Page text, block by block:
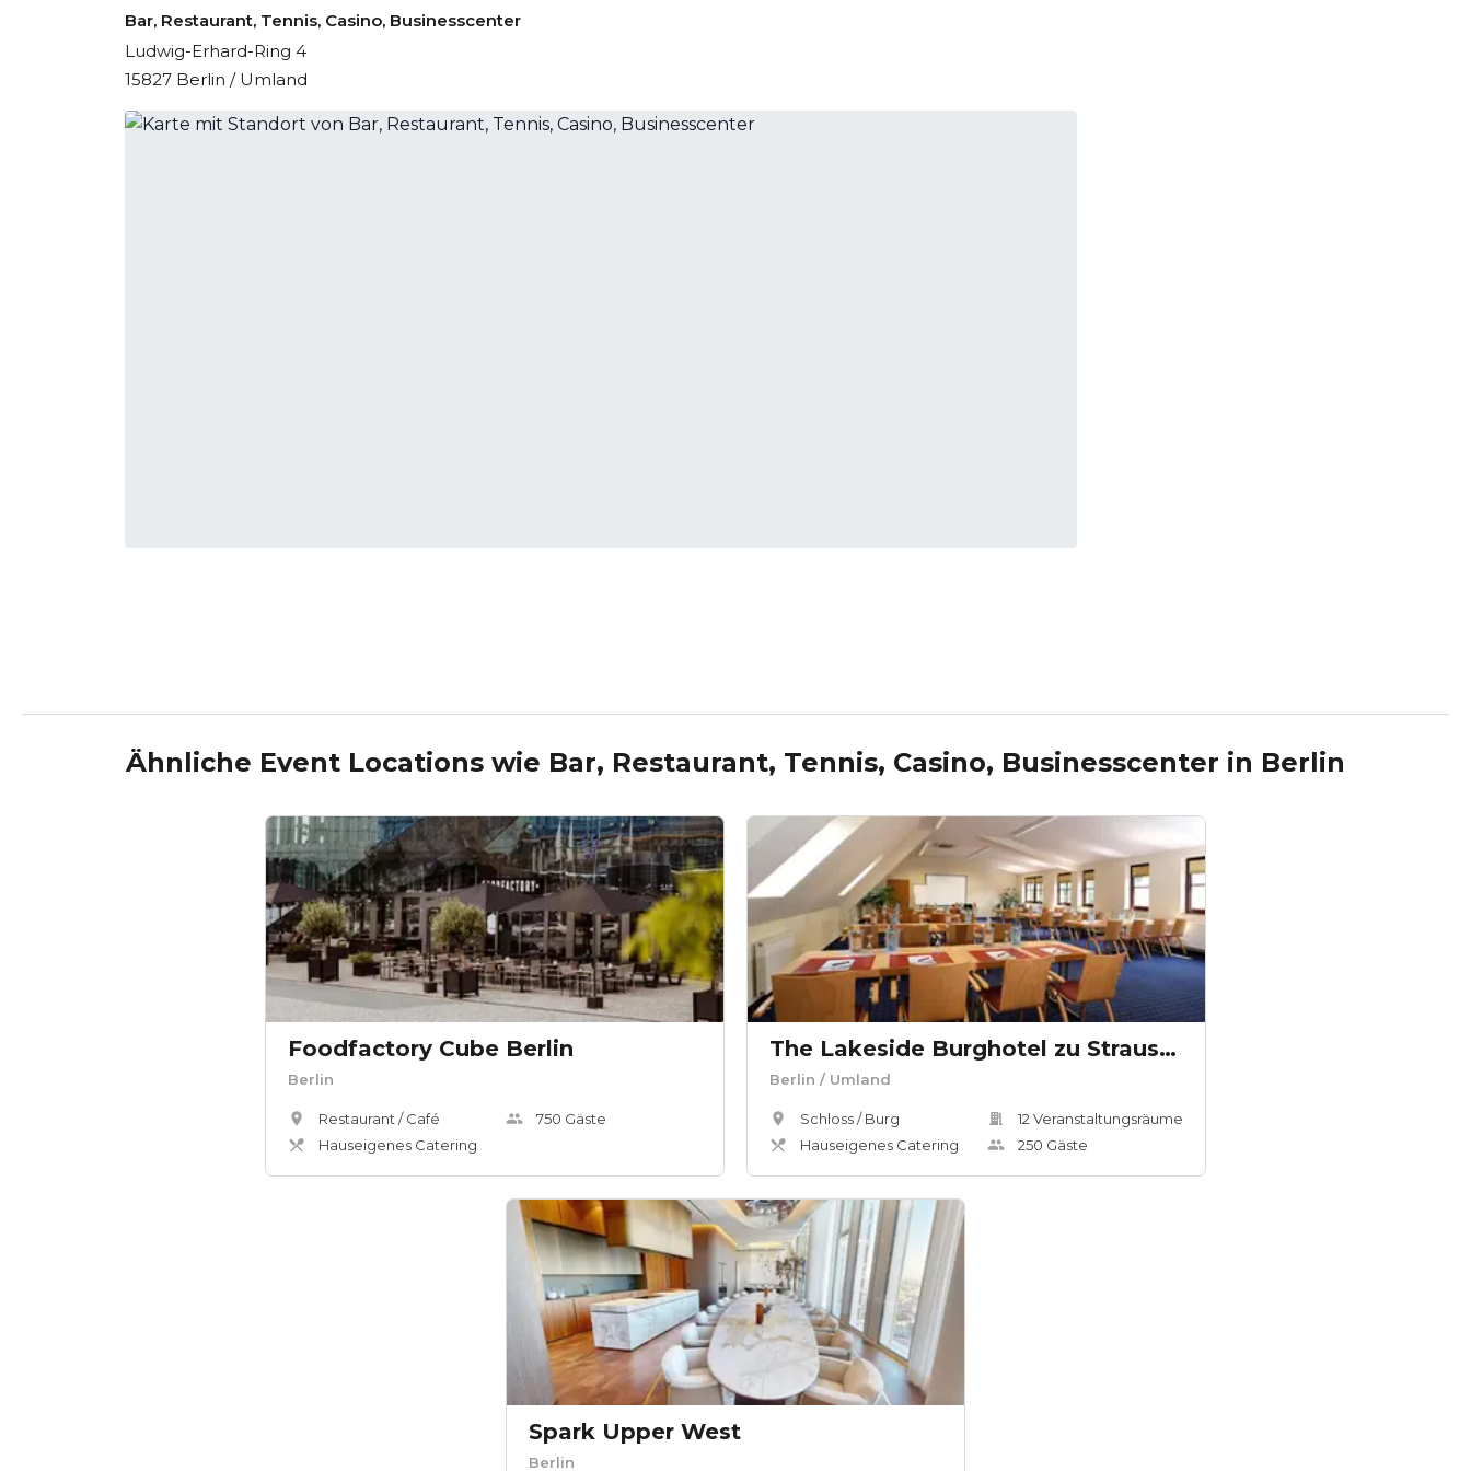
Aktive Gäste können sich beim Tennis vergnügen. Spaß und Unterhaltung bietet ein Casino.
Verpflegung
Der gastronomische Bereich umfasst ein Restaurant und eine Bar.
Bar, Restaurant, Tennis, Casino, Businesscenter
Ludwig-Erhard-Ring 4
15827 Berlin / Umland
Ähnliche Event Locations wie Bar, Restaurant, Tennis, Casino, Businesscenter in Berlin
Foodfactory Cube Berlin
Berlin
Restaurant / Café
Hauseigenes Catering
750 Gäste
The Lakeside Burghotel zu Strausberg
Berlin / Umland
Schloss / Burg
Hauseigenes Catering
12 Veranstaltungsräume
250 Gäste
Spark Upper West
Berlin